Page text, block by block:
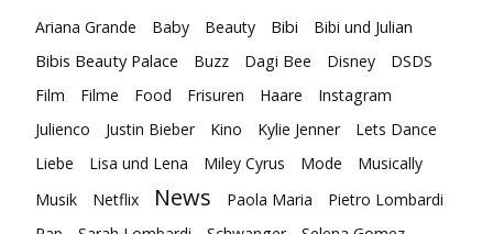
Ariana Grande Baby Beauty Bibi Bibi und Julian
Bibis Beauty Palace Buzz Dagi Bee Disney
DSDS
Film
Filme Food Frisuren Haare
Instagram
Julienco
Justin Bieber Kino Kylie Jenner
Lets Dance
Liebe
Lisa und Lena Miley Cyrus Mode
Musically
Musik
Netflix News Paola Maria
Pietro Lombardi